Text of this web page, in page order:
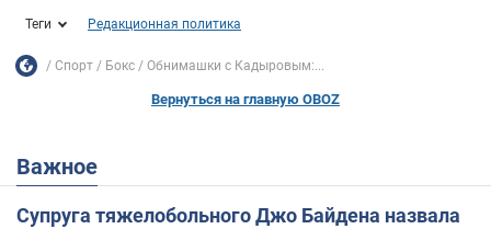
Теги Редакционная политика
Спорт Бокс Обнимашки с Кадыровым:...
Вернуться на главную OBOZ
Важное
Супруга тяжелобольного Джо Байдена назвала